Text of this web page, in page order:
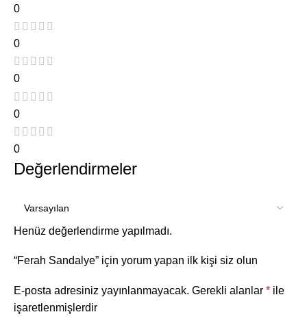
0
0
0
0
0
Değerlendirmeler
Henüz değerlendirme yapılmadı.
“Ferah Sandalye” için yorum yapan ilk kişi siz olun
E-posta adresiniz yayınlanmayacak. Gerekli alanlar * ile
işaretlenmişlerdir